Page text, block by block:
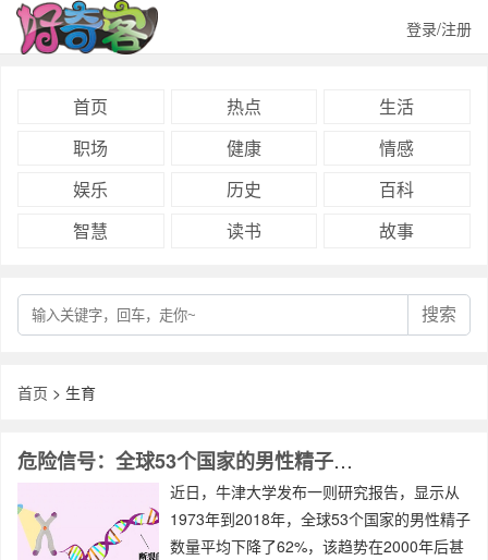
登录/注册
首页 热点
生活
职场
健康
情感
娱乐
历史
百科
智慧
读书 故事
搜索
首页 > 生育
危险信号：全球53个国家的男性精子数量平均下降了62%
近日，牛津大学发布一则研究报告，显示从
1973年到2018年，全球53个国家的男性精子
数量平均下降了62%，该趋势在2000年后甚